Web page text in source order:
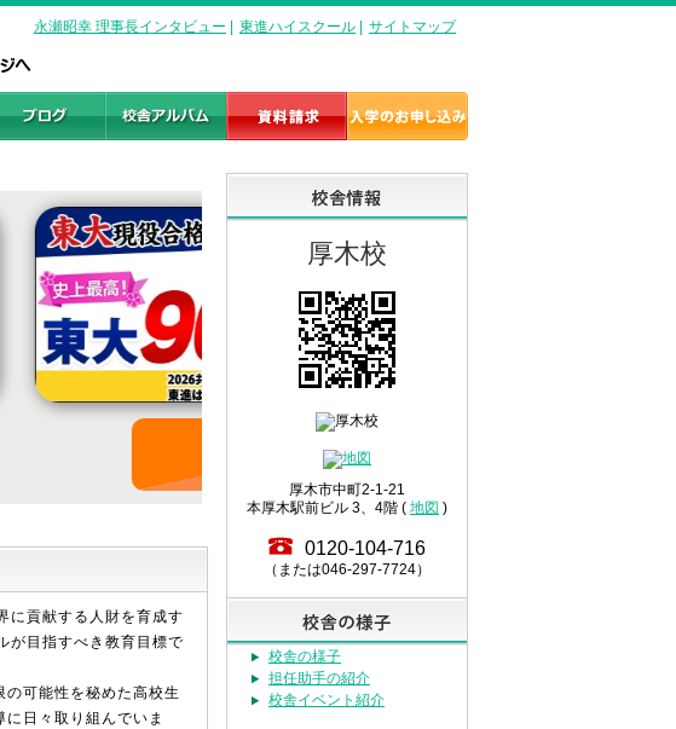
永瀬昭幸 理事長インタビュー 東進ハイスクール サイトマップ
詳しくはこちら
に貢献する人財を育成す
が目指すべき教育目標で
可能性を秘めた高校生
日々取り組んでいま
厚木校
厚木市中町2-1-21
本厚木駅前ビル 3、4階 ( 地図 )
0120-104-716
（または046-297-7724）
校舎の様子
担任助手の紹介
校舎イベント紹介